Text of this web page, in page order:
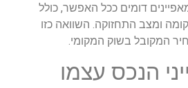
דומים ככל האפשר, כולל
ומצב התחזוקה. השוואה כזו
המקובל בשוק המקומי.
הנכס עצמו